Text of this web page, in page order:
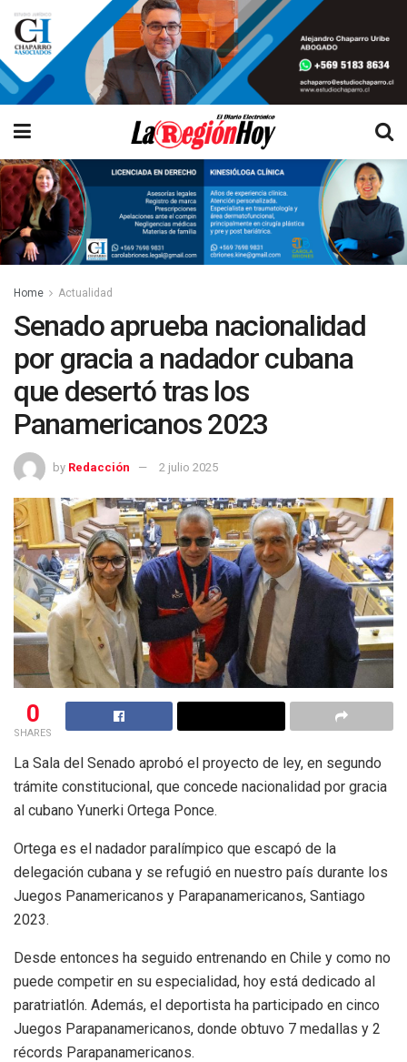
Home Actualidad
Senado aprueba nacionalidad
por gracia a nadador cubana
que desertó tras los
Panamericanos 2023
by Redacción 2 julio 2025
0
SHARES
La Sala del Senado aprobó el proyecto de ley, en segundo
trámite constitucional, que concede nacionalidad por gracia
al cubano Yunerki Ortega Ponce.
Ortega es el nadador paralímpico que escapó de la
delegación cubana y se refugió en nuestro país durante los
Juegos Panamericanos y Parapanamericanos, Santiago
2023.
Desde entonces ha seguido entrenando en Chile y como no
puede competir en su especialidad, hoy está dedicado al
paratriatlón. Además, el deportista ha participado en cinco
Juegos Parapanamericanos, donde obtuvo 7 medallas y 2
récords Parapanamericanos.